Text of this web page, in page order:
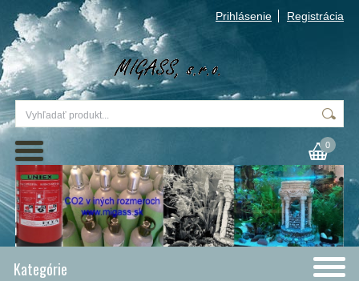
Prihlásenie Registrácia
0
Kategórie